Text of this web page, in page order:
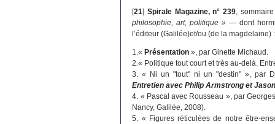
[21]Spirale Magazine, n° 239,
philosophie, art, politique »— dont
l’éditeur (Galilée)et/ou (de la magdelaine) :
1.«Présentation », par Ginette Michaud.
2.« Politique tout court et très au-delà.
3. « Ni un "tout" ni un "destin" », par
Entretien avec Philip Armstrong et
4. « Pascal avec Rousseau », par
Nancy, Galilée, 2008).
5. « Figures réticulées de notre être-